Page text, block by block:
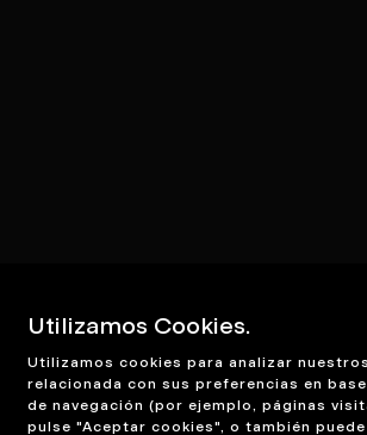
Utilizamos Cookies.
Utilizamos cookies para analizar
relacionada con sus preferencias en
de navegación (por ejemplo, páginas
pulse "Aceptar cookies", o también